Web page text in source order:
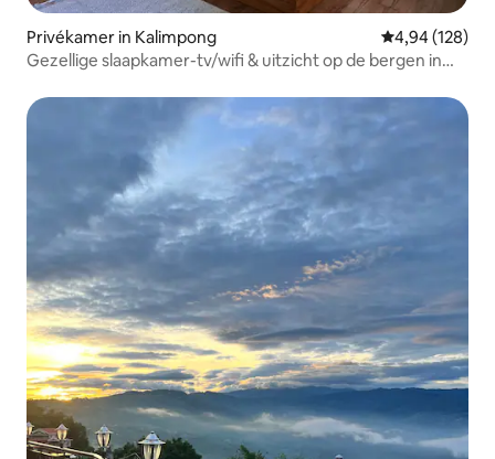
Privékamer in Kalimpong Gemiddelde
4,94 (128)
Gezellige slaapkamer-tv/wifi & uitzicht op de bergen in